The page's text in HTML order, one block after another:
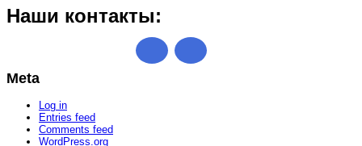
Наши контакты:
Meta
Log in
Entries feed
Comments feed
WordPress.org